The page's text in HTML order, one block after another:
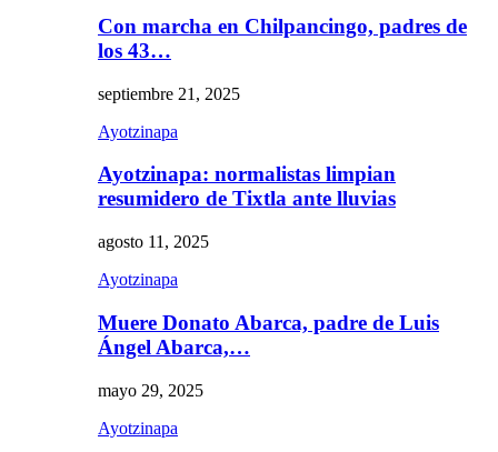
Con marcha en Chilpancingo, padres de
los 43…
septiembre 21, 2025
Ayotzinapa
Ayotzinapa: normalistas limpian
resumidero de Tixtla ante lluvias
agosto 11, 2025
Ayotzinapa
Muere Donato Abarca, padre de Luis
Ángel Abarca,…
mayo 29, 2025
Ayotzinapa